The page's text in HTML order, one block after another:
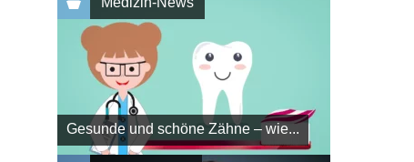
Gesunde und schöne Zähne – wie...